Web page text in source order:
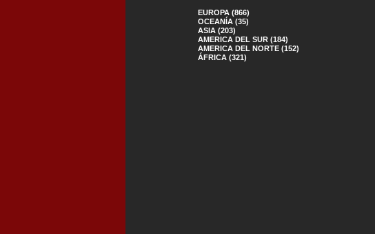
EUROPA (866)
OCEANÍA (35)
ASIA (203)
AMERICA DEL SUR (184)
AMERICA DEL NORTE (152)
ÁFRICA (321)